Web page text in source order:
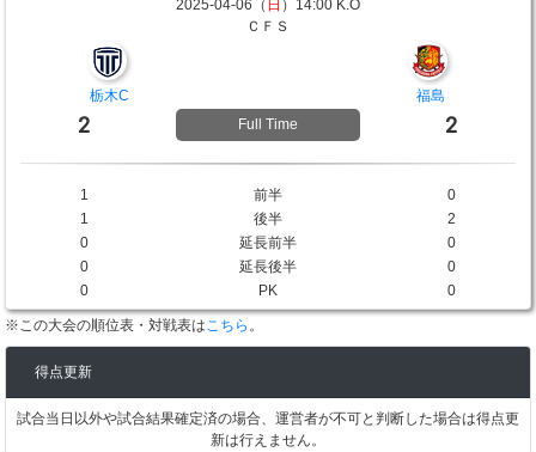
2025-04-06（ 日 ）14:00 K.O
ＣＦＳ
栃木C 福島
2 Full Time 2
1 前半
0
1
後半
2
0
延長前半
0
0
延長後半
0
0
PK 0
※この大会の順位表・対戦表はこちら 。
得点更新
試合当日以外や試合結果確定済の場合、運営者が不可と判断した場合は得点更
新は行えません。